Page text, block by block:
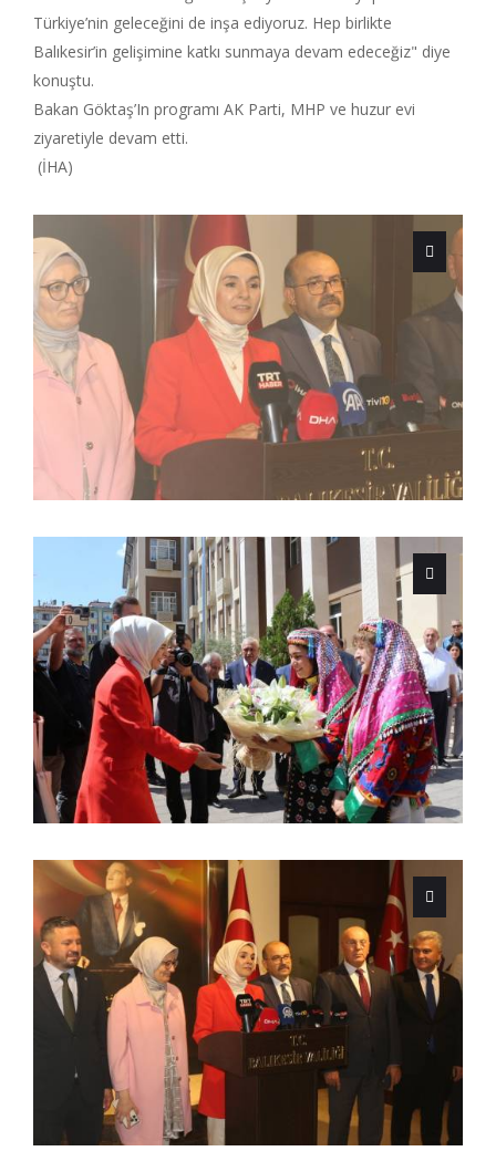
Türkiye’nin geleceğini de inşa ediyoruz. Hep birlikte
Balıkesir’in gelişimine katkı sunmaya devam edeceğiz" diye
konuştu.
Bakan Göktaş’In programı AK Parti, MHP ve huzur evi
ziyaretiyle devam etti.
(İHA)